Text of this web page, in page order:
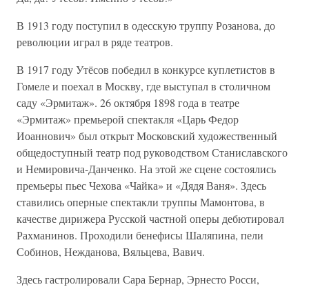
В 1913 году поступил в одесскую труппу Розанова, до
революции играл в ряде театров.
В 1917 году Утёсов победил в конкурсе куплетистов в
Гомеле и поехал в Москву, где выступал в столичном
саду «Эрмитаж». 26 октября 1898 года в театре
«Эрмитаж» премьерой спектакля «Царь Федор
Иоаннович» был открыт Московский художественный
общедоступный театр под руководством Станиславского
и Немировича-Данченко. На этой же сцене состоялись
премьеры пьес Чехова «Чайка» и «Дядя Ваня». Здесь
ставились оперные спектакли труппы Мамонтова, в
качестве дирижера Русской частной оперы дебютировал
Рахманинов. Проходили бенефисы Шаляпина, пели
Собинов, Нежданова, Вяльцева, Вавич.
Здесь гастролировали Сара Бернар, Эрнесто Росси,